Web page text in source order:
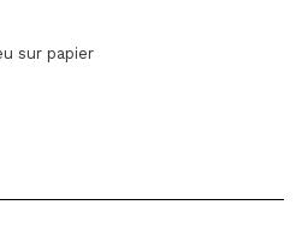
sur papier